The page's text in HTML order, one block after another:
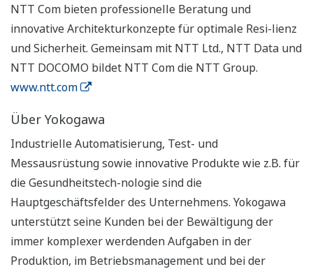
NTT Com bieten professionelle Beratung und
innovative Architekturkonzepte für optimale Resi-lienz
und Sicherheit. Gemeinsam mit NTT Ltd., NTT Data und
NTT DOCOMO bildet NTT Com die NTT Group.
www.ntt.com
Über Yokogawa
Industrielle Automatisierung, Test- und
Messausrüstung sowie innovative Produkte wie z.B. für
die Gesundheitstech-nologie sind die
Hauptgeschäftsfelder des Unternehmens. Yokogawa
unterstützt seine Kunden bei der Bewältigung der
immer komplexer werdenden Aufgaben in der
Produktion, im Betriebsmanagement und bei der